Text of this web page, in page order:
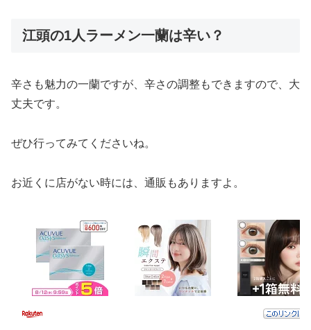
江頭の1人ラーメン一蘭は辛い？
辛さも魅力の一蘭ですが、辛さの調整もできますので、大
丈夫です。
ぜひ行ってみてくださいね。
お近くに店がない時には、通販もありますよ。